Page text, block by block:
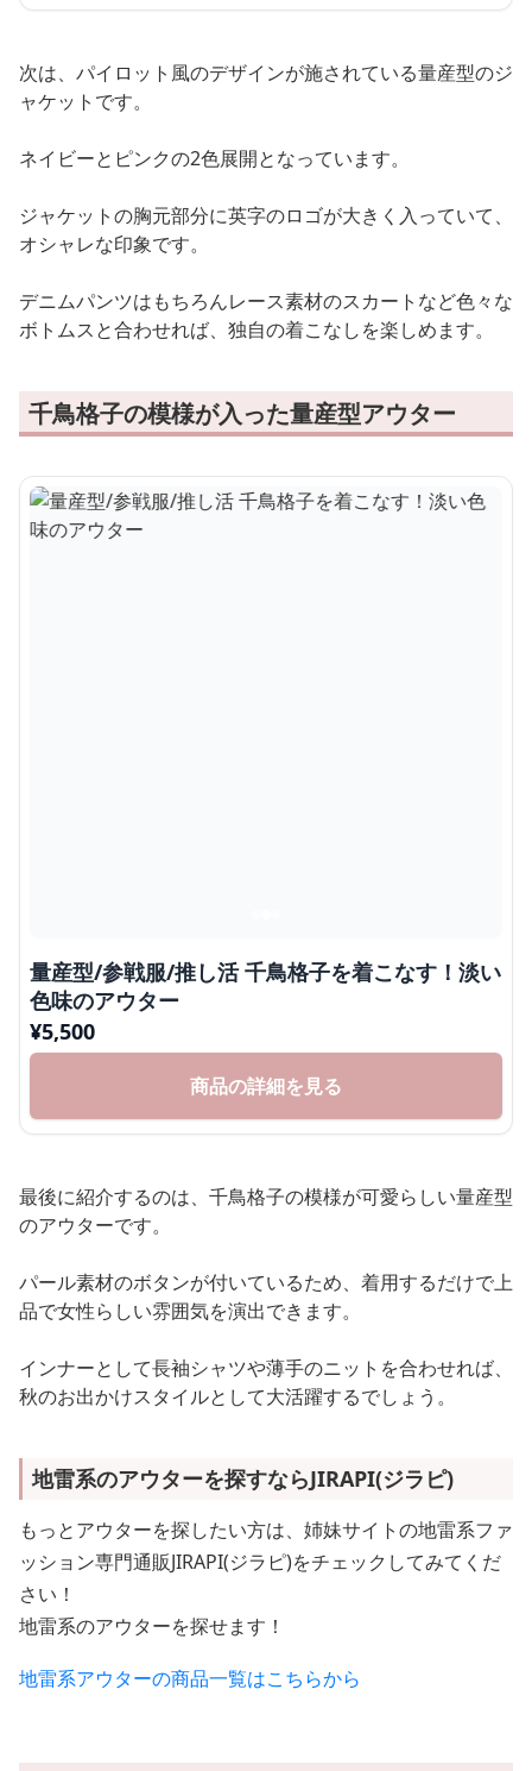
次は、パイロット風のデザインが施されている量産型のジ
ャケットです。
ネイビーとピンクの2色展開となっています。
ジャケットの胸元部分に英字のロゴが大きく入っていて、
オシャレな印象です。
デニムパンツはもちろんレース素材のスカートなど色々な
ボトムスと合わせれば、独自の着こなしを楽しめます。
千鳥格子の模様が入った量産型アウター
量産型/参戦服/推し活 千鳥格子を着こなす！淡い
色味のアウター
¥5,500
商品の詳細を見る
最後に紹介するのは、千鳥格子の模様が可愛らしい量産型
のアウターです。
パール素材のボタンが付いているため、着用するだけで上
品で女性らしい雰囲気を演出できます。
インナーとして長袖シャツや薄手のニットを合わせれば、
秋のお出かけスタイルとして大活躍するでしょう。
地雷系のアウターを探すならJIRAPI(ジラピ)
もっとアウターを探したい方は、姉妹サイトの地雷系ファ
ッション専門通販JIRAPI(ジラピ)をチェックしてみてくだ
さい！
地雷系のアウターを探せます！
地雷系アウターの商品一覧はこちらから